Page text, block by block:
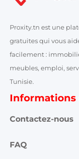
Proxity.tn est une
gratuites qui vous
facilement :
meubles, emploi,
Tunisie.
Contactez-nous
FAQ